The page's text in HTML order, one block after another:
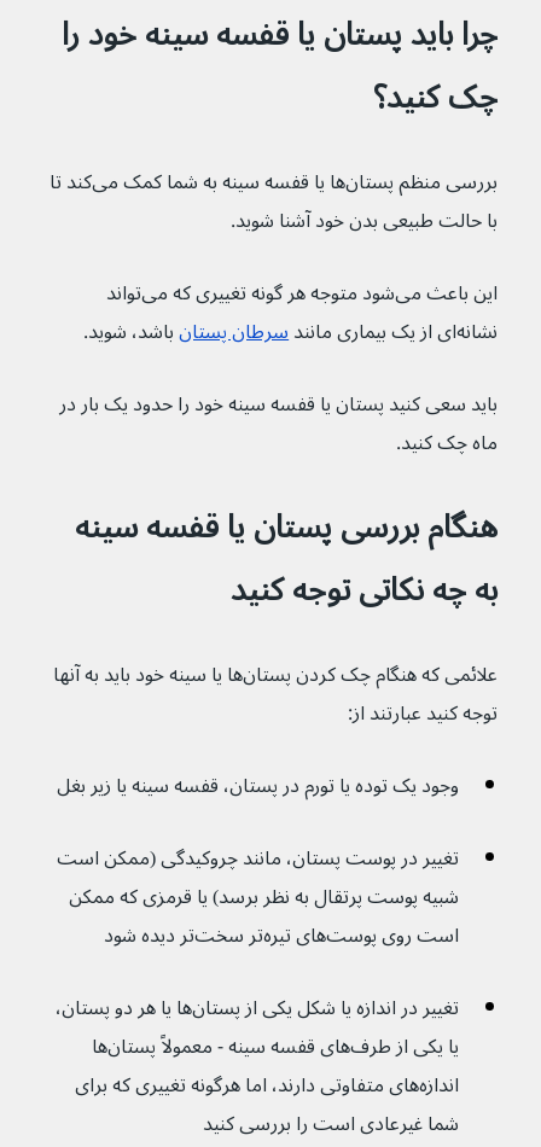
چرا باید پستان یا قفسه سینه خود را
چک کنید؟
بررسی منظم پستان‌ها یا قفسه سینه به شما کمک می‌کند تا
با حالت طبیعی بدن خود آشنا شوید.
این باعث می‌شود متوجه هر گونه تغییری که می‌تواند
نشانه‌ای از یک بیماری مانند
سرطان پستان باشد، شوید.
باید سعی کنید پستان یا قفسه سینه خود را حدود یک بار در
ماه چک کنید.
هنگام بررسی پستان یا قفسه سینه
به چه نکاتی توجه کنید
علائمی که هنگام چک کردن پستان‌ها یا سینه خود باید به آنها
توجه کنید عبارتند از:
وجود یک توده یا تورم در پستان، قفسه سینه یا زیر بغل
تغییر در پوست پستان، مانند چروکیدگی (ممکن است
شبیه پوست پرتقال به نظر برسد) یا قرمزی که ممکن
است روی پوست‌های تیره‌تر سخت‌تر دیده شود
تغییر در اندازه یا شکل یکی از پستان‌ها یا هر دو پستان،
یا یکی از طرف‌های قفسه سینه - معمولاً پستان‌ها
اندازه‌های متفاوتی دارند، اما هرگونه تغییری که برای
شما غیرعادی است را بررسی کنید